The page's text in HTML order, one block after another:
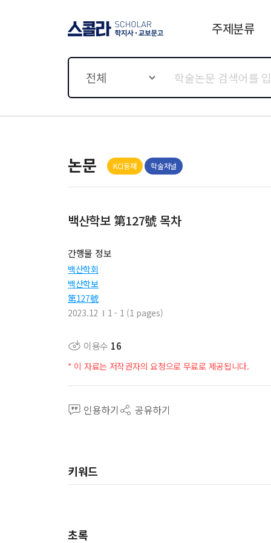
주제분류
전체
논문 KCI등재 학술저널
백산학보 第127號 목차
간행물 정보
백산학회
백산학보
第127號
2023.12
1 - 1 (1 pages)
이용수 16
* 이 자료는 저작권자의 요청으로 무료로 제공됩니다.
인용하기 공유하기
키워드
초록